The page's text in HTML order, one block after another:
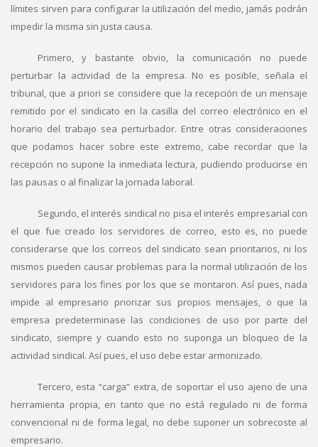
límites sirven para configurar la utilización del medio, jamás podrán
impedir la misma sin justa causa.
Primero, y bastante obvio, la comunicación no puede
perturbar la actividad de la empresa. No es posible, señala el
tribunal, que a priori se considere que la recepción de un mensaje
remitido por el sindicato en la casilla del correo electrónico en el
horario del trabajo sea perturbador. Entre otras consideraciones
que podamos hacer sobre este extremo, cabe recordar que la
recepción no supone la inmediata lectura, pudiendo producirse en
las pausas o al finalizar la jornada laboral.
Segundo, el interés sindical no pisa el interés empresarial con
el que fue creado los servidores de correo, esto es, no puede
considerarse que los correos del sindicato sean prioritarios, ni los
mismos pueden causar problemas para la normal utilización de los
servidores para los fines por los que se montaron. Así pues, nada
impide al empresario priorizar sus propios mensajes, o que la
empresa predeterminase las condiciones de uso por parte del
sindicato, siempre y cuando esto no suponga un bloqueo de la
actividad sindical. Así pues, el uso debe estar armonizado.
Tercero, esta “carga” extra, de soportar el uso ajeno de una
herramienta propia, en tanto que no está regulado ni de forma
convencional ni de forma legal, no debe suponer un sobrecoste al
empresario.